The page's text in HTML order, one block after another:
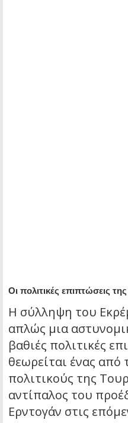
Οι πολιτικές επιπτώσεις
Η σύλληψη του
απλώς μια
βαθιές πολιτικές
θεωρείται ένας από
πολιτικούς της
αντίπαλος του
Ερντογάν στις